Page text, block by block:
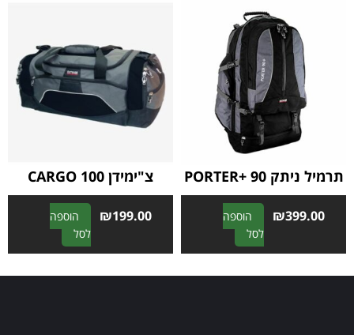
e
r
n
a
t
i
v
e
n
a
t
i
תרמיל ניתק PORTER+ 90
₪399.00
הוספה
לסל
A
l
צ"ימידן CARGO 100
₪199.00
הוספה
לסל
A
l